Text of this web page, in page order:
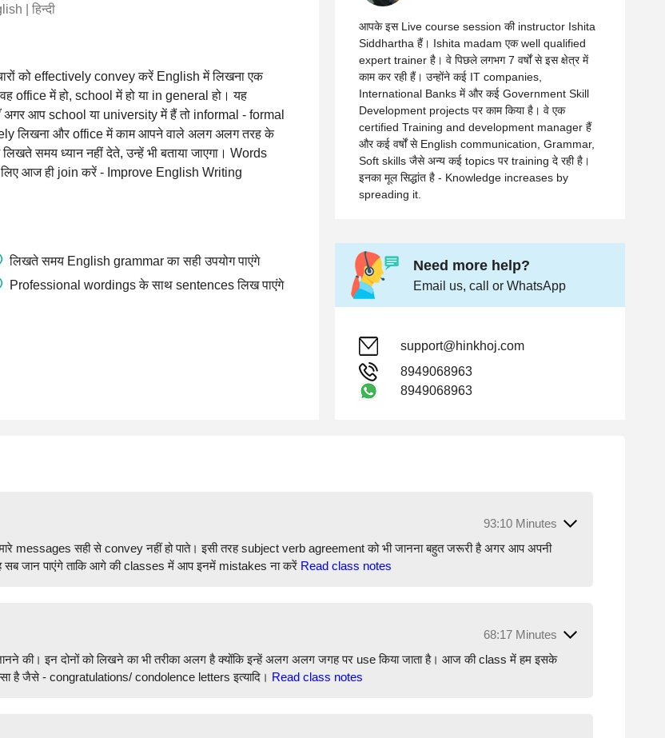
| हिन्दी
को effectively convey करें English में लिखना एक
office में हो, school में हो या in general हो। यह
आप school या university में हैं तो informal - formal
लिखना और office में काम आपने वाले अलग अलग तरह के
समय ध्यान नहीं देते, उन्हें भी बताया जाएगा। Words
आज ही join करें - Improve English Writing
लिखते समय English grammar का सही उपयोग पाएंगे
Professional wordings के साथ sentences लिख पाएंगे
आपके इस Live course session की instructor Ishita
Siddhartha हैं। Ishita madam एक well qualified
expert trainer है। वे पिछले लगभग 7 वर्षों से इस क्षेत्र में
काम कर रही हैं। उन्होंने कई IT companies,
International Banks में और कई Government Skill
Development projects पर काम किया है। वे एक
certified Training and development manager हैं
और कई वर्षों से English communication, Grammar,
Soft skills जैसे अन्य कई topics पर training दे रही है।
इनका मूल सिद्धांत है - Knowledge increases by
spreading it.
Need more help?
Email us, call or WhatsApp
support@hinkhoj.com
8949068963
8949068963
93:10 Minutes
messages सही से convey नहीं हो पाते। इसी तरह subject verb agreement को भी जानना बहुत जरूरी है अगर आप अपनी
सब जान पाएंगे ताकि आगे की classes में आप इनमें mistakes ना करें Read class notes
68:17 Minutes
की। इन दोनों को लिखने का भी तरीका अलग है क्योंकि इन्हें अलग अलग जगह पर use किया जाता है। आज की class में हम इसके
है जैसे - congratulations/ condolence letters इत्यादि। Read class notes